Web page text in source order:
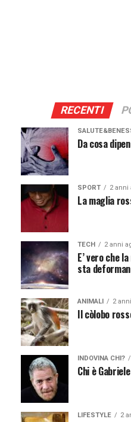
RECENTI
Da cosa
SPORT 2 anni
La maglia
TECH 2 anni
E’ vero che
sta
ANIMALI 2
Il còlobo
INDOVINA CHI?
Chi è
LIFESTYLE 2